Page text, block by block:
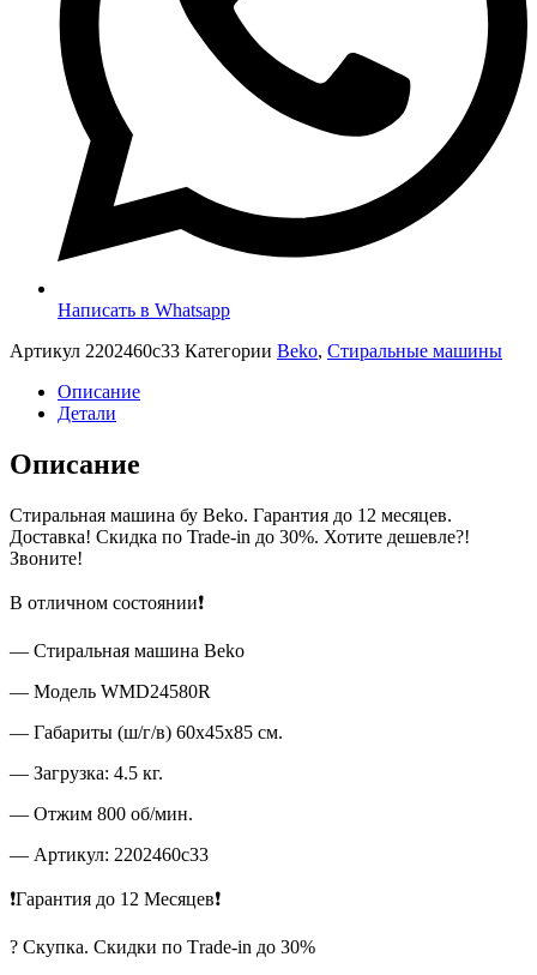
Написать в Whatsapp
Артикул 2202460c33 Категории Beko, Стиральные машины
Описание
Детали
Описание
Стиральная машина бу Beko. Гарантия до 12 месяцев.
Доставка! Скидка по Trade-in до 30%. Хотите дешевле?!
Звоните!
В отличном состоянии❗
— Стиральная машина Beko
— Модель WMD24580R
— Габариты (ш/г/в) 60x45x85 см.
— Загрузка: 4.5 кг.
— Отжим 800 об/мин.
— Артикул: 2202460c33
❗Гарантия до 12 Месяцев❗
? Скупка. Скидки по Тrade-in до 30%